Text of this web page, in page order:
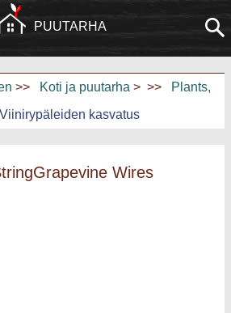
PUUTARHA
Rakennus ja remontointi
Puutarha ja nurmikko
>> Koti ja puutarha > >>
Plants,
Viinirypäleiden kasvatus
Wires